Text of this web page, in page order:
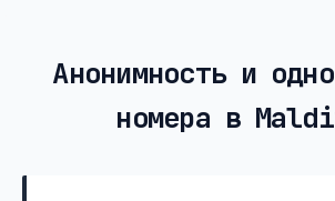
Анонимность и
номера в